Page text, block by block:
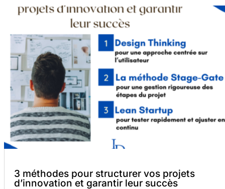
3 méthodes pour structurer vos projets
d’innovation et garantir leur succès